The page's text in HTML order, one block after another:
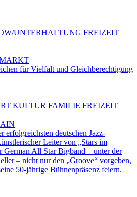
UNTERHALTUNG FREIZEIT
für Vielfalt und Gleichberechtigung
KULTUR FAMILIE FREIZEIT
erfolgreichsten deutschen Jazz-
Leiter von „Stars im
All Star Bigband – unter der
– nicht nur den „Groove“ vorgeben,
50-jährige Bühnenpräsenz feiern.